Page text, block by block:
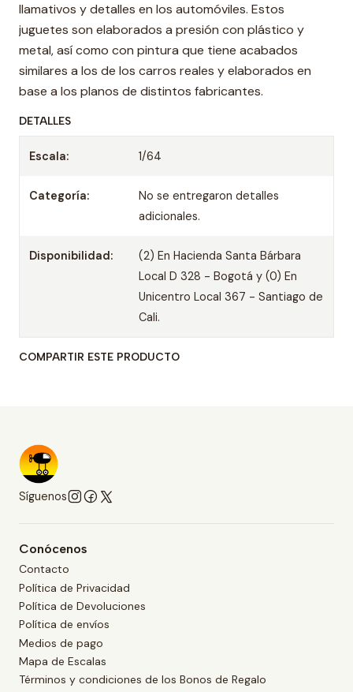
llamativos y detalles en los automóviles. Estos
juguetes son elaborados a presión con plástico y
metal, así como con pintura que tiene acabados
similares a los de los carros reales y elaborados en
base a los planos de distintos fabricantes.
DETALLES
Escala: 1/64
Categoría:
No se entregaron detalles
adicionales.
Disponibilidad:
(2) En Hacienda Santa Bárbara
Local D 328 - Bogotá y (0) En
Unicentro Local 367 - Santiago de
Cali.
COMPARTIR ESTE PRODUCTO
Síguenos
Conócenos
Contacto
Política de Privacidad
Política de Devoluciones
Política de envíos
Medios de pago
Mapa de Escalas
Términos y condiciones de los Bonos de Regalo